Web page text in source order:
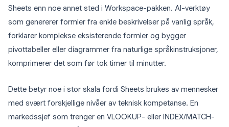
Sheets enn noe annet sted i Workspace-pakken. AI-verktøy
som genererer formler fra enkle beskrivelser på vanlig språk,
forklarer komplekse eksisterende formler og bygger
pivottabeller eller diagrammer fra naturlige språkinstruksjoner,
komprimerer det som før tok timer til minutter.
Dette betyr noe i stor skala fordi Sheets brukes av mennesker
med svært forskjellige nivåer av teknisk kompetanse. En
markedssjef som trenger en VLOOKUP- eller INDEX/MATCH-